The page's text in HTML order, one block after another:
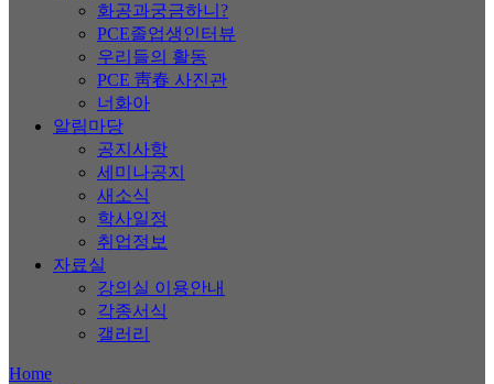
화공과궁금하니?
PCE졸업생인터뷰
우리들의 활동
PCE 靑春 사진관
너화아
알림마당
공지사항
세미나공지
새소식
학사일정
취업정보
자료실
강의실 이용안내
각종서식
갤러리
Home